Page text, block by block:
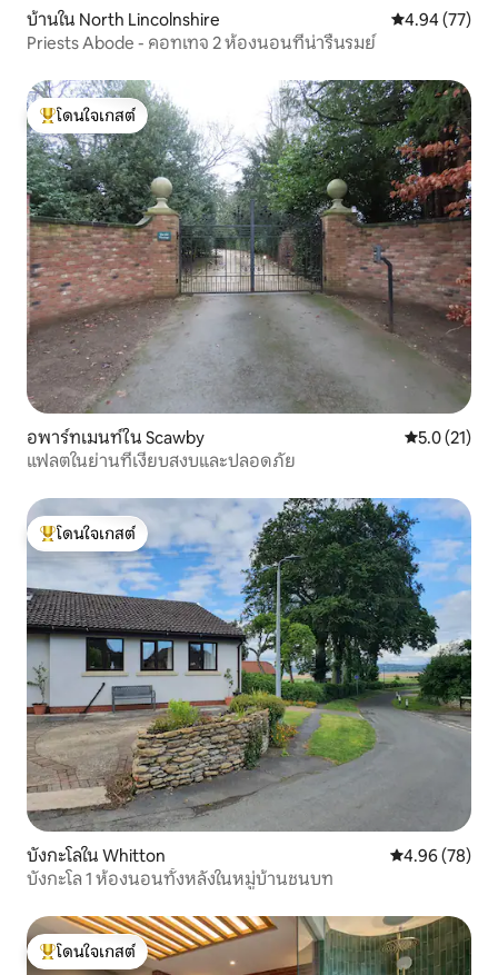
บ้านใน North Lincolnshire คะแนนเฉลี่ย
4.94 (77)
Priests Abode - คอทเทจ 2 ห้องนอนที่น่ารื่นรมย์
โดนใจเกสต์ที่สุด
โดนใจเกสต์
อพาร์ทเมนท์ใน Scawby คะแนนเฉลี่ย
5.0 (21)
แฟลตในย่านที่เงียบสงบและปลอดภัย
โดนใจเกสต์ที่สุด
โดนใจเกสต์
บังกะโลใน Whitton คะแนนเฉลี่ย
4.96 (78)
บังกะโล 1 ห้องนอนทั้งหลังในหมู่บ้านชนบท
โดนใจเกสต์ที่สุด
โดนใจเกสต์